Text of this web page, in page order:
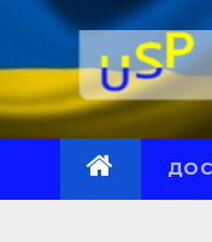
Перейти
вмісту